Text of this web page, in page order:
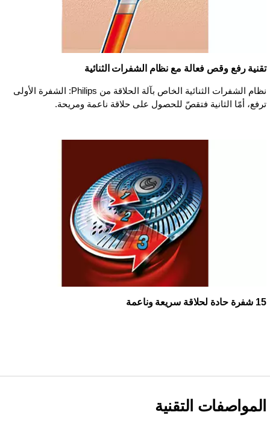
تقنية رفع وقص فعالة مع نظام الشفرات الثنائية
نظام الشفرات الثنائية الخاص بآلة الحلاقة من Philips: الشفرة الأولى
ترفع، أمّا الثانية فتقصّ للحصول على حلاقة ناعمة ومريحة.
15 شفرة حادة لحلاقة سريعة وناعمة
المواصفات التقنية